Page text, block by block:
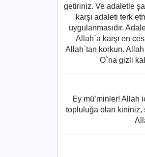
getiriniz. Ve adaletle
karşı adaleti terk
uygulanmasıdır.
Allah`a karşı en
Allah`tan korkun. Allah
O`na gizli
Ey mü’minler! Allah
topluluğa olan kininiz,